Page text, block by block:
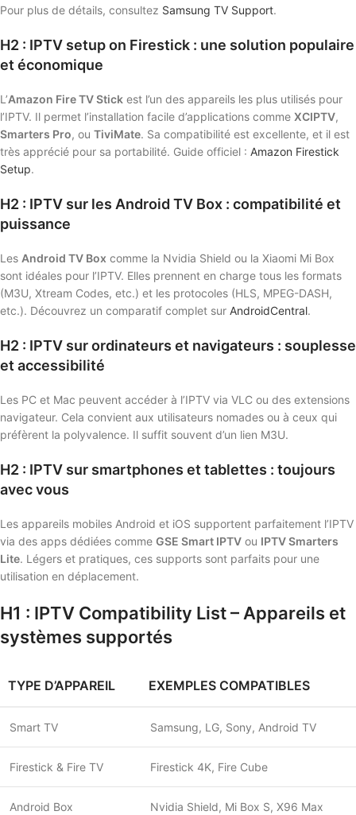
Pour plus de détails, consultez Samsung TV Support.
H2 : IPTV setup on Firestick : une solution populaire
et économique
L’Amazon Fire TV Stick est l’un des appareils les plus utilisés pour
l’IPTV. Il permet l’installation facile d’applications comme XCIPTV,
Smarters Pro, ou TiviMate. Sa compatibilité est excellente, et il est
très apprécié pour sa portabilité. Guide officiel : Amazon Firestick
Setup.
H2 : IPTV sur les Android TV Box : compatibilité et
puissance
Les Android TV Box comme la Nvidia Shield ou la Xiaomi Mi Box
sont idéales pour l’IPTV. Elles prennent en charge tous les formats
(M3U, Xtream Codes, etc.) et les protocoles (HLS, MPEG-DASH,
etc.). Découvrez un comparatif complet sur AndroidCentral.
H2 : IPTV sur ordinateurs et navigateurs : souplesse
et accessibilité
Les PC et Mac peuvent accéder à l’IPTV via VLC ou des extensions
navigateur. Cela convient aux utilisateurs nomades ou à ceux qui
préfèrent la polyvalence. Il suffit souvent d’un lien M3U.
H2 : IPTV sur smartphones et tablettes : toujours
avec vous
Les appareils mobiles Android et iOS supportent parfaitement l’IPTV
via des apps dédiées comme GSE Smart IPTV ou IPTV Smarters
Lite. Légers et pratiques, ces supports sont parfaits pour une
utilisation en déplacement.
H1 : IPTV Compatibility List – Appareils et
systèmes supportés
TYPE D’APPAREIL EXEMPLES COMPATIBLES
Smart TV Samsung, LG, Sony, Android TV
Firestick & Fire TV Firestick 4K, Fire Cube
Android Box Nvidia Shield, Mi Box S, X96 Max